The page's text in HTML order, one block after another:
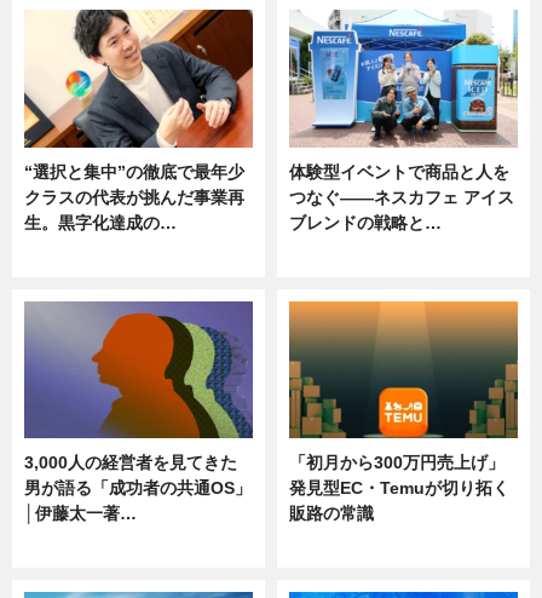
“選択と集中”の徹底で最年少
クラスの代表が挑んだ事業再
生。黒字化達成の…
体験型イベントで商品と人を
つなぐ――ネスカフェ アイス
ブレンドの戦略と…
3,000人の経営者を見てきた
男が語る「成功者の共通OS」
│伊藤太一著…
「初月から300万円売上げ」
発見型EC・Temuが切り拓く
販路の常識